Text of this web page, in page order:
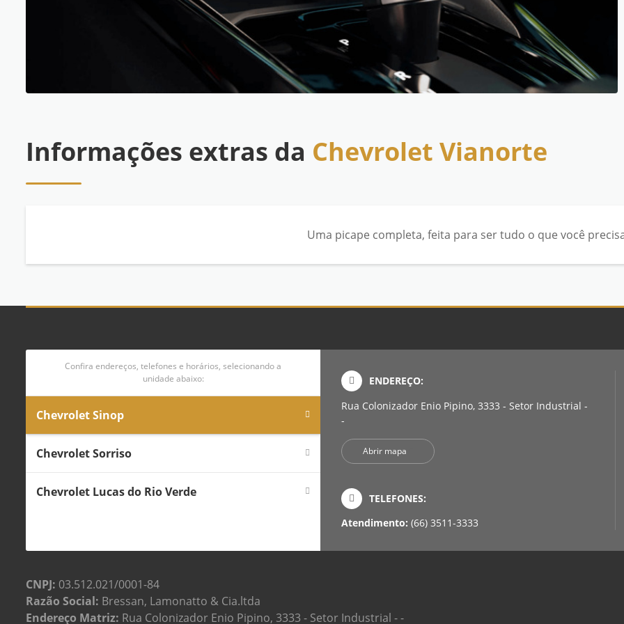
Informações extras da Chevrolet Vianorte
Uma picape completa, feita para ser tudo o que você
Confira endereços, telefones e horários, selecionando a
unidade abaixo:
Chevrolet Sinop
Chevrolet Sorriso
Chevrolet Lucas do Rio Verde
ENDEREÇO:
Rua Colonizador Enio Pipino, 3333 - Setor Industrial -
-
Abrir mapa
TELEFONES:
Atendimento:(66) 3511-3333
CNPJ: 03.512.021/0001-84
Razão Social: Bressan, Lamonatto & Cia.ltda
Endereço Matriz: Rua Colonizador Enio Pipino, 3333 - Setor Industrial - -